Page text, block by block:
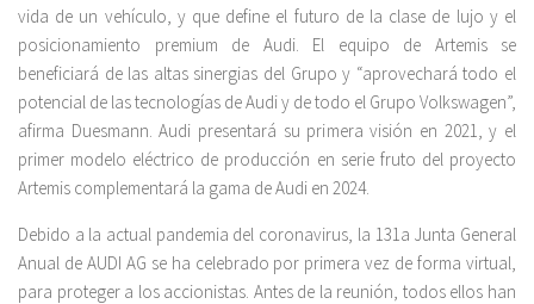
vida de un vehículo, y que define el futuro de la clase de lujo y el
posicionamiento premium de Audi. El equipo de Artemis se
beneficiará de las altas sinergias del Grupo y “aprovechará todo el
potencial de las tecnologías de Audi y de todo el Grupo Volkswagen”,
afirma Duesmann. Audi presentará su primera visión en 2021, y el
primer modelo eléctrico de producción en serie fruto del proyecto
Artemis complementará la gama de Audi en 2024.
Debido a la actual pandemia del coronavirus, la 131a Junta General
Anual de AUDI AG se ha celebrado por primera vez de forma virtual,
para proteger a los accionistas. Antes de la reunión, todos ellos han